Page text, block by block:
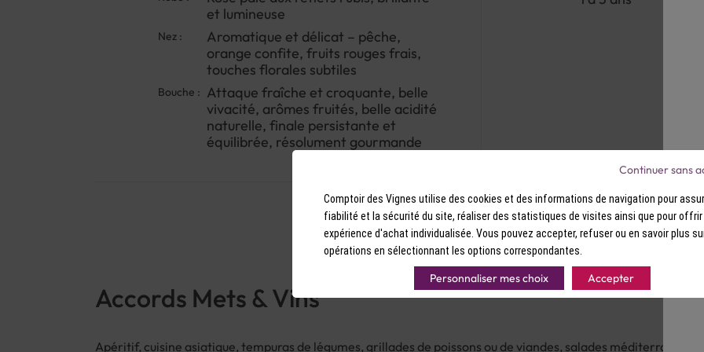
apprécier toute la fraîcheur.
et lumineuse
Nez :
Aromatique et délicat – pêche,
orange confite, fruits rouges frais,
touches florales subtiles
Bouche : Attaque fraîche et croquante, belle
vivacité, arômes fruités, belle acidité
naturelle, finale persistante et
équilibrée, résolument gourmande
Accords Mets & Vins
Apéritif, cuisine asiatique, tempuras de légumes, grillades de poissons ou de viandes, salades
Comptoir des Vignes utilise des cookies et des informations de navigation pour
fiabilité et la sécurité du site, réaliser des statistiques de visites ainsi que pour offrir
expérience d'achat individualisée. Vous pouvez accepter, refuser ou en savoir plus
opérations en sélectionnant les options correspondantes.
Personnaliser mes choix Accepter
Continuer sans